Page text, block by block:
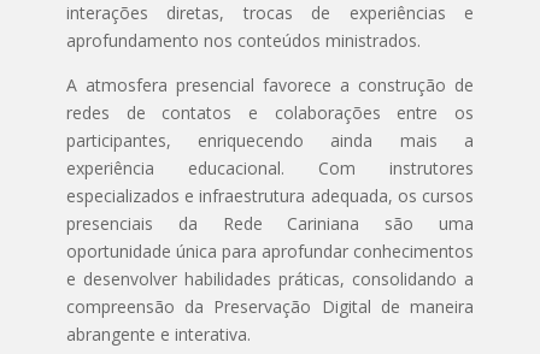
interações diretas, trocas de experiências e
aprofundamento nos conteúdos ministrados.
A atmosfera presencial favorece a construção de
redes de contatos e colaborações entre os
participantes, enriquecendo ainda mais a
experiência educacional. Com instrutores
especializados e infraestrutura adequada, os cursos
presenciais da Rede Cariniana são uma
oportunidade única para aprofundar conhecimentos
e desenvolver habilidades práticas, consolidando a
compreensão da Preservação Digital de maneira
abrangente e interativa.